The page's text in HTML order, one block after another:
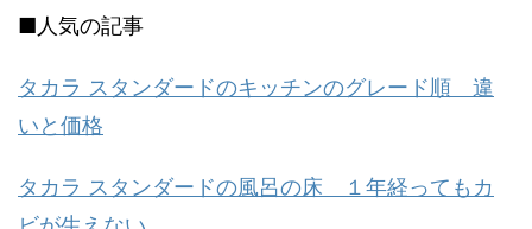
■人気の記事
タカラ スタンダードのキッチンのグレード順 違
いと価格
タカラ スタンダードの風呂の床 １年経ってもカ